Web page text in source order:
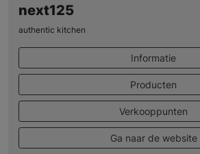
next125
authentic kitchen
Informatie
Producten
Verkooppunten
Ga naar de website